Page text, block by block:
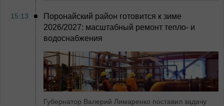
15:13
Поронайский район готовится к зиме
2026/2027: масштабный ремонт тепло- и
водоснабжения
Губернатор Валерий Лимаренко поставил задачу